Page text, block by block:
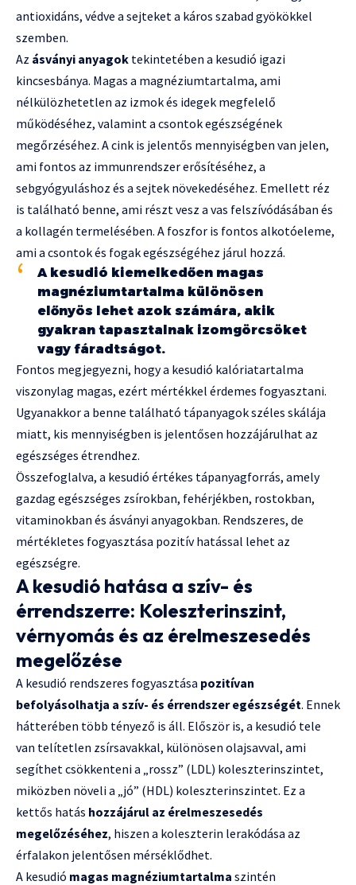
antioxidáns, védve a sejteket a káros szabad gyökökkel
szemben.
Az ásványi anyagok tekintetében a kesudió igazi
kincsesbánya. Magas a magnéziumtartalma, ami
nélkülözhetetlen az izmok és idegek megfelelő
működéséhez, valamint a csontok egészségének
megőrzéséhez. A cink is jelentős mennyiségben van jelen,
ami fontos az immunrendszer erősítéséhez, a
sebgyógyuláshoz és a sejtek növekedéséhez. Emellett réz
is található benne, ami részt vesz a vas felszívódásában és
a kollagén termelésében. A foszfor is fontos alkotóeleme,
ami a csontok és fogak egészségéhez járul hozzá.
A kesudió kiemelkedően magas
magnéziumtartalma különösen
előnyös lehet azok számára, akik
gyakran tapasztalnak izomgörcsöket
vagy fáradtságot.
Fontos megjegyezni, hogy a kesudió kalóriatartalma
viszonylag magas, ezért mértékkel érdemes fogyasztani.
Ugyanakkor a benne található tápanyagok széles skálája
miatt, kis mennyiségben is jelentősen hozzájárulhat az
egészséges étrendhez.
Összefoglalva, a kesudió értékes tápanyagforrás, amely
gazdag egészséges zsírokban, fehérjékben, rostokban,
vitaminokban és ásványi anyagokban. Rendszeres, de
mértékletes fogyasztása pozitív hatással lehet az
egészségre.
A kesudió hatása a szív- és
érrendszerre: Koleszterinszint,
vérnyomás és az érelmeszesedés
megelőzése
A kesudió rendszeres fogyasztása pozitívan
befolyásolhatja a szív- és érrendszer egészségét. Ennek
hátterében több tényező is áll. Először is, a kesudió tele
van telítetlen zsírsavakkal, különösen olajsavval, ami
segíthet csökkenteni a „rossz” (LDL) koleszterinszintet,
miközben növeli a „jó” (HDL) koleszterinszintet. Ez a
kettős hatás hozzájárul az érelmeszesedés
megelőzéséhez, hiszen a koleszterin lerakódása az
érfalakon jelentősen mérséklődhet.
A kesudió magas magnéziumtartalma szintén